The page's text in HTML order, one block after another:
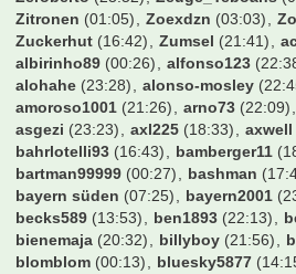
Zitronen (01:05) Zoexdzn (03:03)
Zuckerhut (16:42) Zumsel (21:41)
albirinho89 (00:26) alfonso123
alohahe (23:28) alonso-mosley
amoroso1001 (21:26) arno73 (22:09)
asgezi (23:23) axl225 (18:33) axwell
bahrlotelli93 (16:43) bamberger11
bartman99999 (00:27) bashman
bayern süden (07:25) bayern2001
becks589 (13:53) ben1893 (22:13)
bienemaja (20:32) billyboy (21:56)
blomblom (00:13) bluesky5877